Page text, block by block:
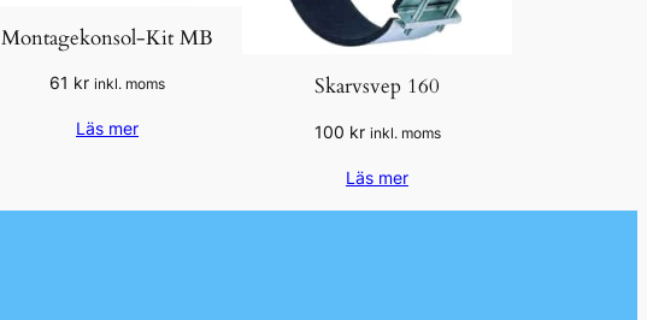
Montagekonsol-Kit MB
61 kr inkl. moms
Läs mer
Skarvsvep 160
100 kr inkl. moms
Läs mer